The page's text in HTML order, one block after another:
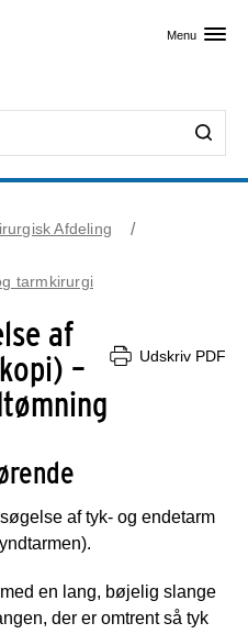
Menu
Afdeling
tarmkirurgi
af
–
Udskriv PDF
af tyk- og endetarm
en lang, bøjelig slange
der er omtrent så tyk